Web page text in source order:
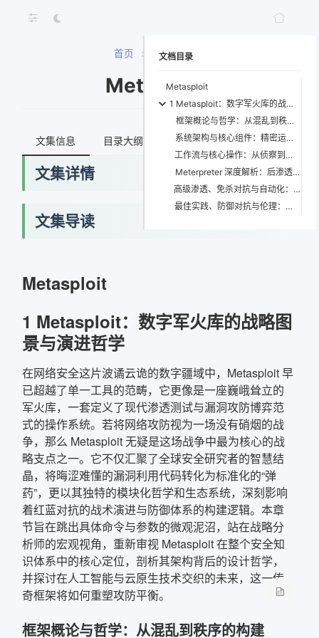
首页 > Metasploit
Metasploit
文集信息 目录大纲 最新文档 知识宇宙
文集详情
文集导读
Metasploit
1 Metasploit：数字军火库的战略图
景与演进哲学
在网络安全这片波谲云诡的数字疆域中，Metasploit 早
已超越了单一工具的范畴，它更像是一座巍峨耸立的
军火库，一套定义了现代渗透测试与漏洞攻防博弈范
式的操作系统。若将网络攻防视为一场没有硝烟的战
争，那么 Metasploit 无疑是这场战争中最为核心的战
略支点之一。它不仅汇聚了全球安全研究者的智慧结
晶，将晦涩难懂的漏洞利用代码转化为标准化的“弹
药”，更以其独特的模块化哲学和生态系统，深刻影响
着红蓝对抗的战术演进与防御体系的构建逻辑。本章
节旨在跳出具体命令与参数的微观泥沼，站在战略分
析师的宏观视角，重新审视 Metasploit 在整个安全知
识体系中的核心定位，剖析其架构背后的设计哲学，
并探讨在人工智能与云原生技术交织的未来，这一传
奇框架将如何重塑攻防平衡。
框架概论与哲学：从混乱到秩序的构建
文档目录
Metasploit
1 Metasploit：数字军火库的战略图景与演进哲学
框架概论与哲学：从混乱到秩序的构建
系统架构与核心组件：精密运转的数字引擎
工作流与核心操作：从侦察到掌控的战术闭环
Meterpreter 深度解析：后渗透时代的幽灵
高级渗透、免杀对抗与自动化：军备竞赛的螺旋上升
最佳实践、防御对抗与伦理：剑与盾的辩证思考